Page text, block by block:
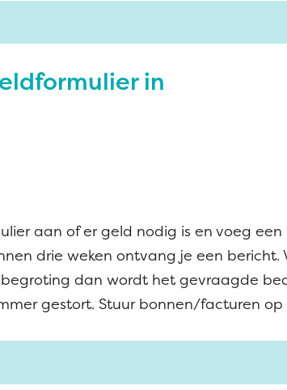
in
aan of er geld nodig is en voeg
drie weken ontvang je een
dan wordt het gevraagde
gestort. Stuur bonnen/facturen